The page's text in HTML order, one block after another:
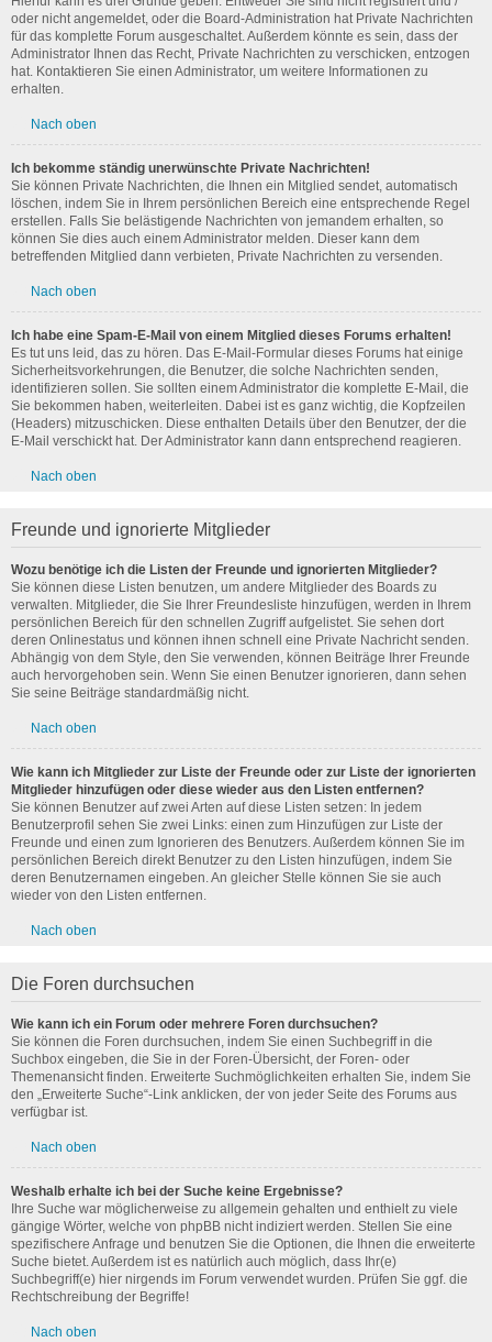
oder nicht angemeldet, oder die Board-Administration hat Private Nachrichten
für das komplette Forum ausgeschaltet. Außerdem könnte es sein, dass der
Administrator Ihnen das Recht, Private Nachrichten zu verschicken, entzogen
hat. Kontaktieren Sie einen Administrator, um weitere Informationen zu
erhalten.
Nach oben
Ich bekomme ständig unerwünschte Private Nachrichten!
Sie können Private Nachrichten, die Ihnen ein Mitglied sendet, automatisch
löschen, indem Sie in Ihrem persönlichen Bereich eine entsprechende Regel
erstellen. Falls Sie belästigende Nachrichten von jemandem erhalten, so
können Sie dies auch einem Administrator melden. Dieser kann dem
betreffenden Mitglied dann verbieten, Private Nachrichten zu versenden.
Nach oben
Ich habe eine Spam-E-Mail von einem Mitglied dieses Forums erhalten!
Es tut uns leid, das zu hören. Das E-Mail-Formular dieses Forums hat einige
Sicherheitsvorkehrungen, die Benutzer, die solche Nachrichten senden,
identifizieren sollen. Sie sollten einem Administrator die komplette E-Mail, die
Sie bekommen haben, weiterleiten. Dabei ist es ganz wichtig, die Kopfzeilen
(Headers) mitzuschicken. Diese enthalten Details über den Benutzer, der die
E-Mail verschickt hat. Der Administrator kann dann entsprechend reagieren.
Nach oben
Freunde und ignorierte Mitglieder
Wozu benötige ich die Listen der Freunde und ignorierten Mitglieder?
Sie können diese Listen benutzen, um andere Mitglieder des Boards zu
verwalten. Mitglieder, die Sie Ihrer Freundesliste hinzufügen, werden in Ihrem
persönlichen Bereich für den schnellen Zugriff aufgelistet. Sie sehen dort
deren Onlinestatus und können ihnen schnell eine Private Nachricht senden.
Abhängig von dem Style, den Sie verwenden, können Beiträge Ihrer Freunde
auch hervorgehoben sein. Wenn Sie einen Benutzer ignorieren, dann sehen
Sie seine Beiträge standardmäßig nicht.
Nach oben
Wie kann ich Mitglieder zur Liste der Freunde oder zur Liste der ignorierten
Mitglieder hinzufügen oder diese wieder aus den Listen entfernen?
Sie können Benutzer auf zwei Arten auf diese Listen setzen: In jedem
Benutzerprofil sehen Sie zwei Links: einen zum Hinzufügen zur Liste der
Freunde und einen zum Ignorieren des Benutzers. Außerdem können Sie im
persönlichen Bereich direkt Benutzer zu den Listen hinzufügen, indem Sie
deren Benutzernamen eingeben. An gleicher Stelle können Sie sie auch
wieder von den Listen entfernen.
Nach oben
Die Foren durchsuchen
Wie kann ich ein Forum oder mehrere Foren durchsuchen?
Sie können die Foren durchsuchen, indem Sie einen Suchbegriff in die
Suchbox eingeben, die Sie in der Foren-Übersicht, der Foren- oder
Themenansicht finden. Erweiterte Suchmöglichkeiten erhalten Sie, indem Sie
den „Erweiterte Suche“-Link anklicken, der von jeder Seite des Forums aus
verfügbar ist.
Nach oben
Weshalb erhalte ich bei der Suche keine Ergebnisse?
Ihre Suche war möglicherweise zu allgemein gehalten und enthielt zu viele
gängige Wörter, welche von phpBB nicht indiziert werden. Stellen Sie eine
spezifischere Anfrage und benutzen Sie die Optionen, die Ihnen die erweiterte
Suche bietet. Außerdem ist es natürlich auch möglich, dass Ihr(e)
Suchbegriff(e) hier nirgends im Forum verwendet wurden. Prüfen Sie ggf. die
Rechtschreibung der Begriffe!
Nach oben